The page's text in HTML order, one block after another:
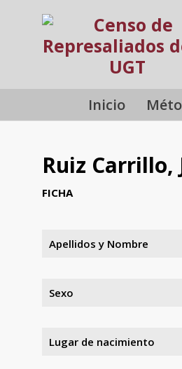
Inicio
Ruiz Carrillo,
FICHA
Apellidos y Nombre
Sexo
Lugar de nacimiento